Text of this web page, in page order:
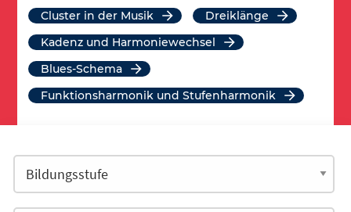
Cluster in der Musik
Dreiklänge
Kadenz und Harmoniewechsel
Blues-Schema
Funktionsharmonik und Stufenharmonik